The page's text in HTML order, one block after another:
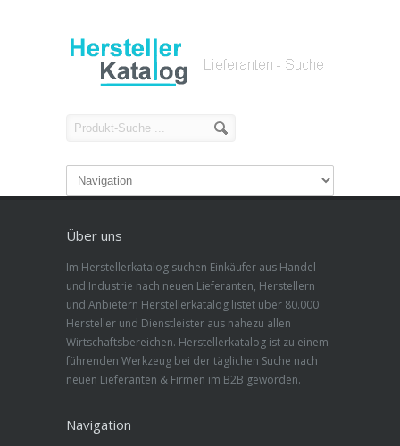
Über uns
Im Herstellerkatalog suchen Einkäufer aus Handel
und Industrie nach neuen Lieferanten, Herstellern
und Anbietern Herstellerkatalog listet über 80.000
Hersteller und Dienstleister aus nahezu allen
Wirtschaftsbereichen. Herstellerkatalog ist zu einem
führenden Werkzeug bei der täglichen Suche nach
neuen Lieferanten & Firmen im B2B geworden.
Navigation